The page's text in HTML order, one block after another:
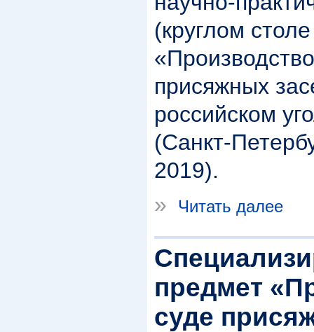
(круглом
присяжных
российском
(Санкт-
2019).
»
Читать далее
предмет
суде